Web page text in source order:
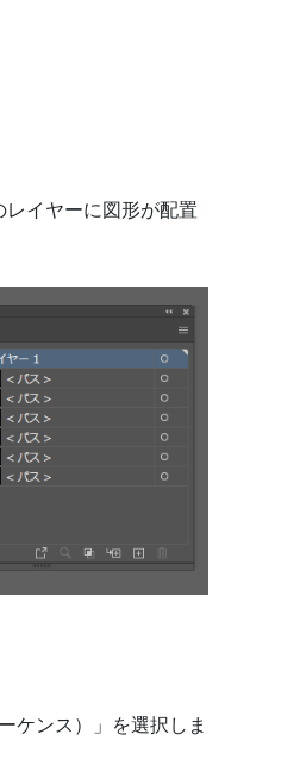
レイヤーに図形が配置
ケンス）」を選択しま